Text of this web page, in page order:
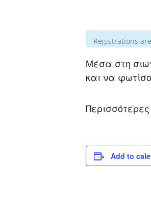
Registrations
Μέσα στη
και να
Add to